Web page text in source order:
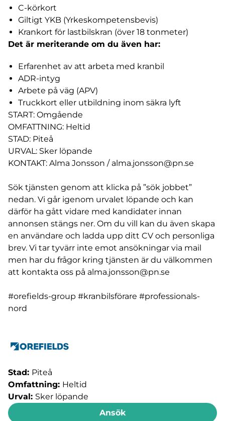
C-körkort
Giltigt YKB (Yrkeskompetensbevis)
Krankort för lastbilskran (över 18 tonmeter)
Det är meriterande om du även har:
Erfarenhet av att arbeta med kranbil
ADR-intyg
Arbete på väg (APV)
Truckkort eller utbildning inom säkra lyft
START: Omgående
OMFATTNING: Heltid
STAD: Piteå
URVAL: Sker löpande
KONTAKT: Alma Jonsson / alma.jonsson@pn.se
Sök tjänsten genom att klicka på ”sök jobbet”
nedan. Vi går igenom urvalet löpande och kan
därför ha gått vidare med kandidater innan
annonsen stängs ner. Om du vill kan du även skapa
en användare och ladda upp ditt CV och personliga
brev. Vi tar tyvärr inte emot ansökningar via mail
men har du frågor kring tjänsten är du välkommen
att kontakta oss på alma.jonsson@pn.se
#orefields-group #kranbilsförare #professionals-
nord
Stad: Piteå
Omfattning: Heltid
Urval: Sker löpande
Ansök